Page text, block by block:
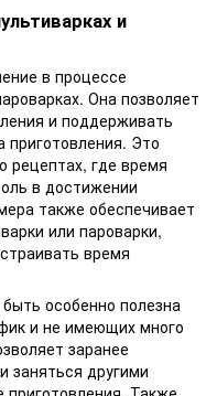
и
в процессе
Она позволяет
и поддерживать
приготовления. Это
рецептах, где время
в достижении
также обеспечивает
или пароварки,
время
особенно полезна
и не имеющих много
заранее
заняться другими